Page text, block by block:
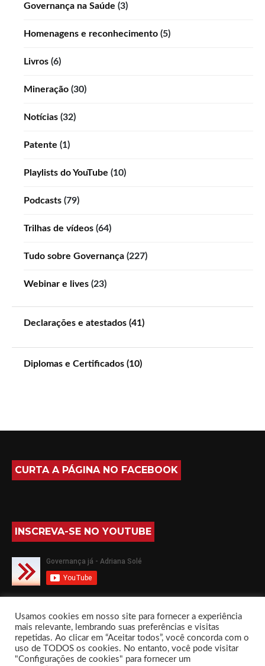
Governança na Saúde (3)
Homenagens e reconhecimento (5)
Livros (6)
Mineração (30)
Notícias (32)
Patente (1)
Playlists do YouTube (10)
Podcasts (79)
Trilhas de vídeos (64)
Tudo sobre Governança (227)
Webinar e lives (23)
Declarações e atestados (41)
Diplomas e Certificados (10)
CURTA A PÁGINA NO FACEBOOK
INSCREVA-SE NO YOUTUBE
SIGA-ME NO TWITTER
Usamos cookies em nosso site para fornecer a experiência
mais relevante, lembrando suas preferências e visitas
repetidas. Ao clicar em “Aceitar todos”, você concorda com o
uso de TODOS os cookies. No entanto, você pode visitar
"Configurações de cookies" para fornecer um